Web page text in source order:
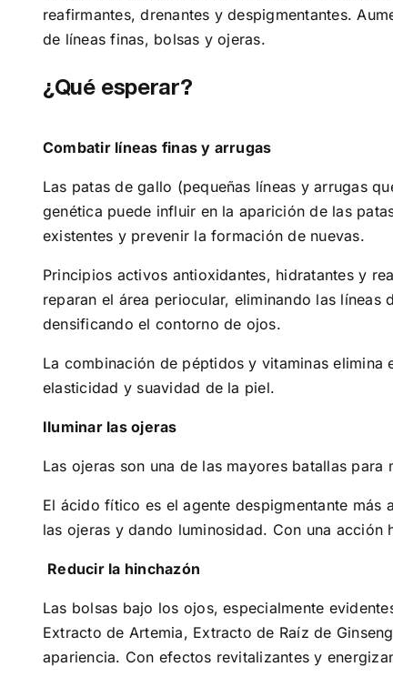
reafirmantes, drenantes y despigmentantes.
de líneas finas, bolsas y ojeras.
¿Qué esperar?
Combatir líneas finas y arrugas
Las patas de gallo (pequeñas líneas y arrugas
genética puede influir en la aparición de las
existentes y prevenir la formación de nuevas.
Principios activos antioxidantes, hidratantes y
reparan el área periocular, eliminando las
densificando el contorno de ojos.
La combinación de péptidos y vitaminas
elasticidad y suavidad de la piel.
Iluminar las ojeras
Las ojeras son una de las mayores batallas
El ácido fítico es el agente despigmentante
las ojeras y dando luminosidad. Con una
Reducir la hinchazón
Las bolsas bajo los ojos, especialmente
Extracto de Artemia, Extracto de Raíz de
apariencia. Con efectos revitalizantes y